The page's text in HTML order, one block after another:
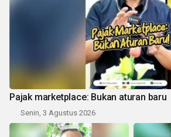
Pajak marketplace: Bukan aturan baru
Senin, 3 Agustus 2026